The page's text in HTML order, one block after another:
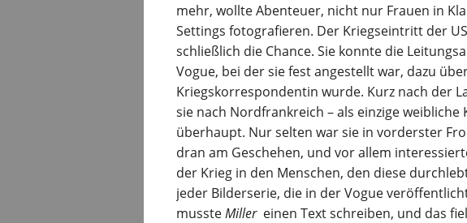
mehr, wollte Abenteuer, nicht nur Frauen in
Settings fotografieren. Der Kriegseintritt der
schließlich die Chance. Sie konnte die
Vogue, bei der sie fest angestellt war, dazu
Kriegskorrespondentin wurde. Kurz nach der
sie nach Nordfrankreich – als einzige
überhaupt. Nur selten war sie in vorderster
dran am Geschehen, und vor allem
der Krieg in den Menschen, den diese
jeder Bilderserie, die in der Vogue
mussteMiller einen Text schreiben, und das